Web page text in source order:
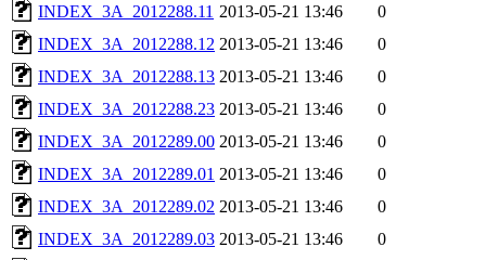
INDEX_3A_2012288.11 2013-05-21 13:46
0
INDEX_3A_2012288.12 2013-05-21 13:46
0
INDEX_3A_2012288.13 2013-05-21 13:46
0
INDEX_3A_2012288.23 2013-05-21 13:46
0
INDEX_3A_2012289.00 2013-05-21 13:46
0
INDEX_3A_2012289.01 2013-05-21 13:46
0
INDEX_3A_2012289.02 2013-05-21 13:46
0
INDEX_3A_2012289.03 2013-05-21 13:46
0